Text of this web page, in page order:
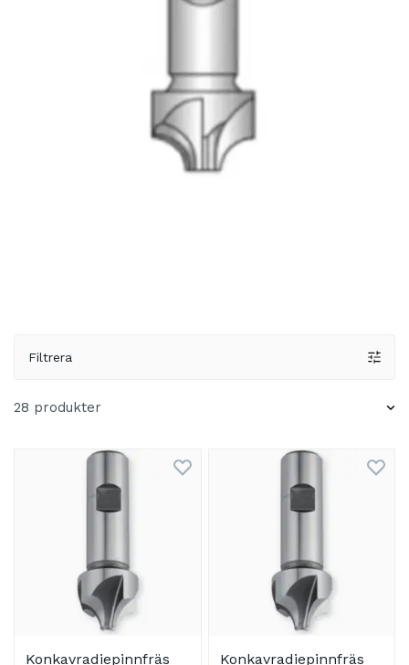
Filtrera
28 produkter
Konkavradiepinnfräs
Konkavradiepinnfräs